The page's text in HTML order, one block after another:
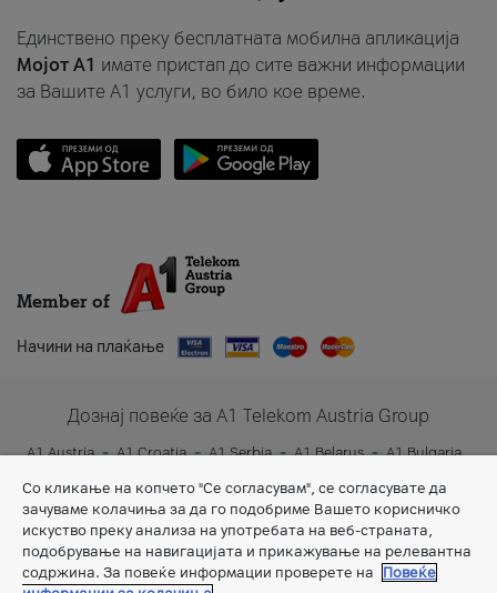
Единствено преку бесплатната мобилна апликација
Мојот A1 имате пристап до сите важни информации
за Вашите A1 услуги, во било кое време.
Member of
Начини на плаќање
Дознај повеќе за A1 Telekom Austria Group
A1 Austria A1 Croatia A1 Serbia A1 Belarus
A1 Bulgaria
Со кликање на копчето "Се согласувам", се согласувате да
зачуваме колачиња за да го подобриме Вашето корисничко
искуство преку анализа на употребата на веб-страната,
подобрување на навигацијата и прикажување на релевантна
содржина. За повеќе информации проверете на
Повеќе